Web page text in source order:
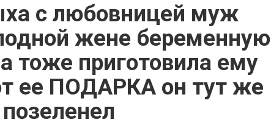
с любовницей муж
жене беременную
тоже приготовила ему
ее ПОДАРКА он тут же
позеленел